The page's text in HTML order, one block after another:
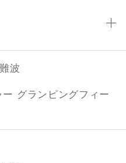
波
ー グランピングフィー